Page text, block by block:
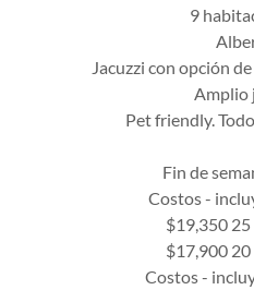
9
Jacuzzi con opción
Amplio
Pet friendly.
Fin de
Costos -
$19,350
$17,900
Costos -